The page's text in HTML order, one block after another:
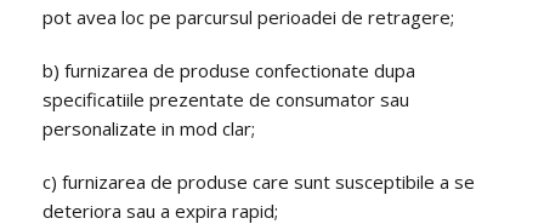
pot avea loc pe parcursul perioadei de retragere;
b) furnizarea de produse confectionate dupa
specificatiile prezentate de consumator sau
personalizate in mod clar;
c) furnizarea de produse care sunt susceptibile a se
deteriora sau a expira rapid;